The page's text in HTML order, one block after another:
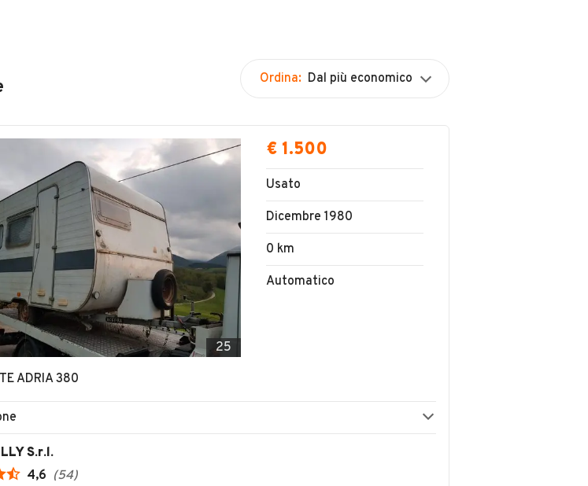
Ordina: Dal più economico
25
ADRIA 380
€ 1.500
Usato
Dicembre 1980
0 km
Automatico
S.r.l.
4,6 (54)